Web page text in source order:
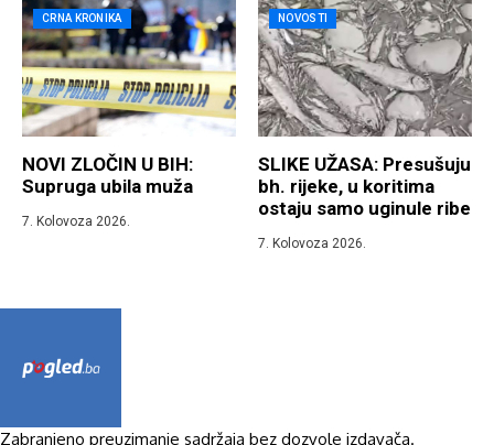
CRNA KRONIKA
NOVI ZLOČIN U BIH:
Supruga ubila muža
7. Kolovoza 2026.
NOVOSTI
SLIKE UŽASA: Presušuju
bh. rijeke, u koritima
ostaju samo uginule ribe
7. Kolovoza 2026.
Zabranjeno preuzimanje sadržaja bez dozvole izdavača.